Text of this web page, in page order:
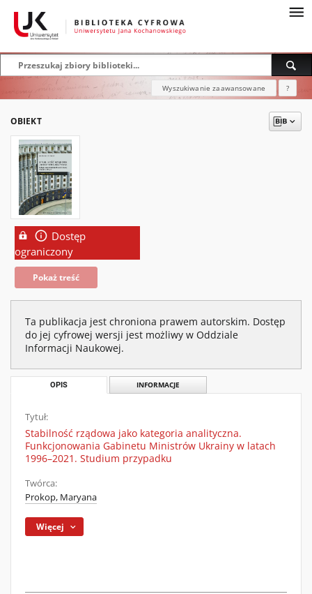
Wyszukiwanie zaawansowane ?
OBIEKT
Dostęp
ograniczony
Pokaż treść
Ta publikacja jest chroniona prawem autorskim. Dostęp
do jej cyfrowej wersji jest możliwy w Oddziale
Informacji Naukowej.
OPIS INFORMACJE
Tytuł:
Stabilność rządowa jako kategoria analityczna.
Funkcjonowania Gabinetu Ministrów Ukrainy w latach
1996–2021. Studium przypadku
Twórca:
Prokop, Maryana
Więcej